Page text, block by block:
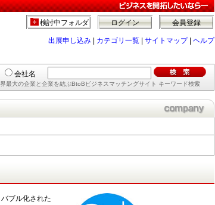
会員登録
ログイン
検討中フォルダ
出展申し込み カテゴリ一覧 サイトマップ| ヘルプ
会社名
最大の企業と企業を結ぶBtoBビジネスマッチングサイト キーワード検索
ブル化された